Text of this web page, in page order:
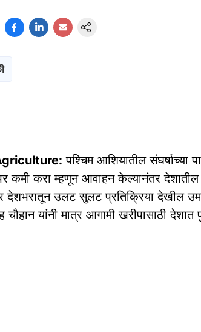
पश्चिम आशियातील संघर्षाच्या
कमी करा म्हणून आवाहन केल्यानंतर देशातील
देशभरातून उलट सुलट प्रतिक्रिया देखील
चौहान यांनी मात्र आगामी खरीपासाठी